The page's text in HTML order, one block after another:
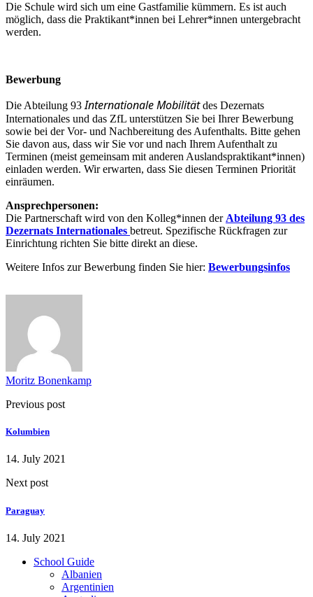
Die Schule wird sich um eine Gastfamilie kümmern. Es ist auch
möglich, dass die Praktikant*innen bei Lehrer*innen untergebracht
werden.
Bewerbung
Die Abteilung 93 Internationale Mobilitätdes Dezernats
Internationales und das ZfL unterstützen Sie bei Ihrer Bewerbung
sowie bei der Vor- und Nachbereitung des Aufenthalts. Bitte gehen
Sie davon aus, dass wir Sie vor und nach Ihrem Aufenthalt zu
Terminen (meist gemeinsam mit anderen Auslandspraktikant*innen)
einladen werden. Wir erwarten, dass Sie diesen Terminen Priorität
einräumen.
Ansprechpersonen:
Die Partnerschaft wird von den Kolleg*innen der Abteilung 93 des
Dezernats Internationales betreut. Spezifische Rückfragen zur
Einrichtung richten Sie bitte direkt an diese.
Weitere Infos zur Bewerbung finden Sie hier: Bewerbungsinfos
Moritz Bonenkamp
Previous post
Kolumbien
14. July 2021
Next post
Paraguay
14. July 2021
School Guide
Albanien
Argentinien